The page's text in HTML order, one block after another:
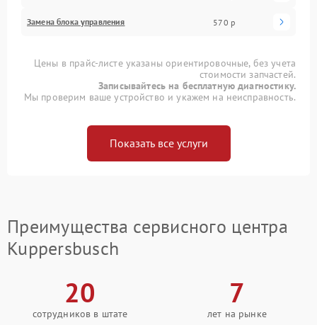
Замена блока управления 570 р
Цены в прайс-листе указаны ориентировочные, без учета
стоимости запчастей.
Записывайтесь на бесплатную диагностику.
Мы проверим ваше устройство и укажем на неисправность.
Показать все услуги
Преимущества сервисного центра
Kuppersbusch
20
сотрудников в штате
7
лет на рынке